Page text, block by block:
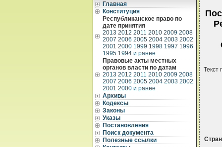
Главная
Конституция
Республиканское право по
дате принятия
2013 2012 2011 2010 2009 2008
2007 2006 2005 2004 2003 2002
2001 2000 1999 1998 1997 1996
1995 1994 и ранее
Правовые акты местных
органов власти по датам
2013 2012 2011 2010 2009 2008
2007 2006 2005 2004 2003 2002
2001 2000 и ранее
Архивы
Кодексы
Законы
Указы
Постановления
Поиск документа
Полезные ссылки
Текст